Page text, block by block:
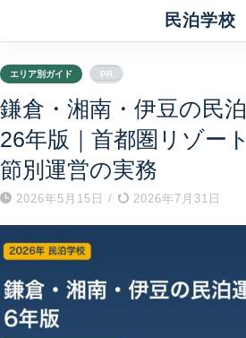
民泊学校
エリア別ガイド PR
鎌倉・湘南・伊豆の民
26年版｜首都圏リゾー
節別運営の実務
2026年5月15日 / 2026年7月31日